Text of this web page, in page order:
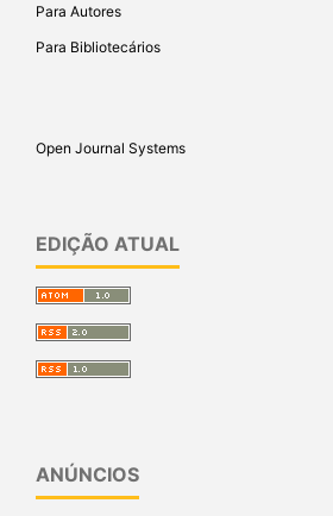
Para Autores
Para Bibliotecários
Open Journal Systems
EDIÇÃO ATUAL
ANÚNCIOS